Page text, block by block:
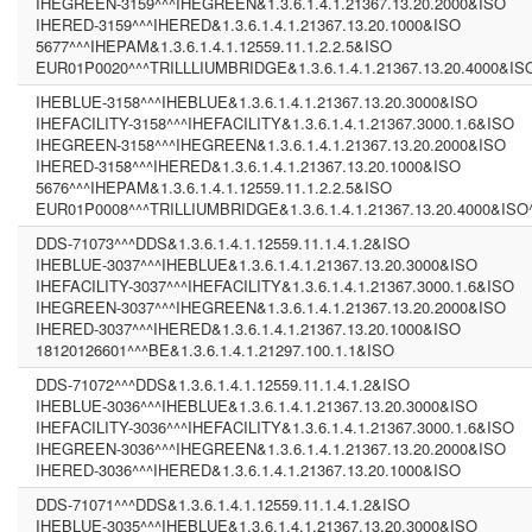
IHERED-3159^^^IHERED&1.3.6.1.4.1.21367.13.20.1000&ISO
5677^^^IHEPAM&1.3.6.1.4.1.12559.11.1.2.2.5&ISO
IHEBLUE-3158^^^IHEBLUE&1.3.6.1.4.1.21367.13.20.3000&ISO
IHEFACILITY-3158^^^IHEFACILITY&1.3.6.1.4.1.21367.3000.1.6&ISO
IHEGREEN-3158^^^IHEGREEN&1.3.6.1.4.1.21367.13.20.2000&ISO
IHERED-3158^^^IHERED&1.3.6.1.4.1.21367.13.20.1000&ISO
5676^^^IHEPAM&1.3.6.1.4.1.12559.11.1.2.2.5&ISO
DDS-71073^^^DDS&1.3.6.1.4.1.12559.11.1.4.1.2&ISO
IHEBLUE-3037^^^IHEBLUE&1.3.6.1.4.1.21367.13.20.3000&ISO
IHEFACILITY-3037^^^IHEFACILITY&1.3.6.1.4.1.21367.3000.1.6&ISO
IHEGREEN-3037^^^IHEGREEN&1.3.6.1.4.1.21367.13.20.2000&ISO
IHERED-3037^^^IHERED&1.3.6.1.4.1.21367.13.20.1000&ISO
18120126601^^^BE&1.3.6.1.4.1.21297.100.1.1&ISO
DDS-71072^^^DDS&1.3.6.1.4.1.12559.11.1.4.1.2&ISO
IHEBLUE-3036^^^IHEBLUE&1.3.6.1.4.1.21367.13.20.3000&ISO
IHEFACILITY-3036^^^IHEFACILITY&1.3.6.1.4.1.21367.3000.1.6&ISO
IHEGREEN-3036^^^IHEGREEN&1.3.6.1.4.1.21367.13.20.2000&ISO
IHERED-3036^^^IHERED&1.3.6.1.4.1.21367.13.20.1000&ISO
DDS-71071^^^DDS&1.3.6.1.4.1.12559.11.1.4.1.2&ISO
IHEBLUE-3035^^^IHEBLUE&1.3.6.1.4.1.21367.13.20.3000&ISO